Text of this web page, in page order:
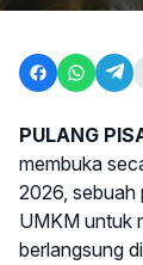
PULANG
membuka
2026, sebuah
UMKM untuk
berlangsung